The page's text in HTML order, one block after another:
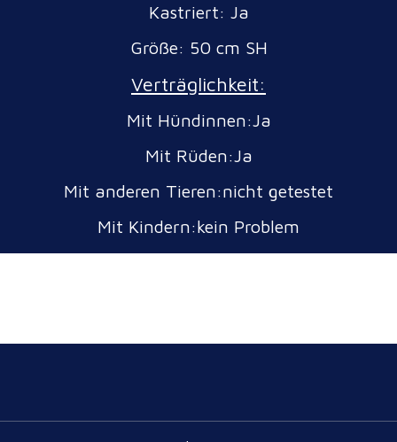
Kastriert: Ja
Größe: 50 cm SH
Verträglichkeit:
Mit Hündinnen:Ja
Mit Rüden:Ja
Mit anderen Tieren:nicht getestet
Mit Kindern:kein Problem